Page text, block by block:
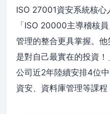
ISO 27001資安系統核心
「ISO 20000主導稽核
管理的整合更具掌握。
是對自己最實在的投資！
公司近2年陸續安排4位
資安、資料庫管理等課程